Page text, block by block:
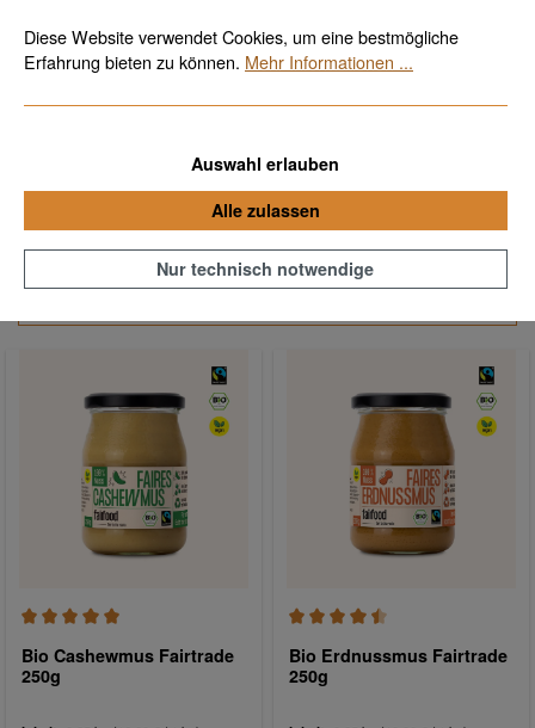
Alle Produkte
Bio Cashewmus Fairtrade
250g
Bio Erdnussmus Fairtrade
250g
Diese Website verwendet Cookies, um eine bestmögliche
Erfahrung bieten zu können. Mehr Informationen ...
Auswahl erlauben
Alle zulassen
Nur technisch notwendige